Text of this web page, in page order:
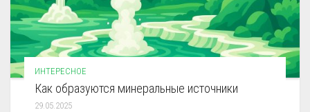
ИНТЕРЕСНОЕ
Как образуются минеральные источники
29.05.2025